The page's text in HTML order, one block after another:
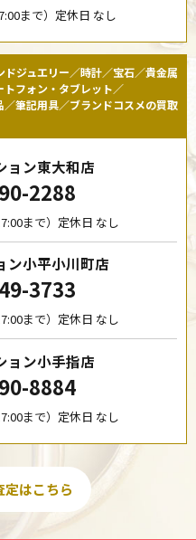
まで）定休日 なし
ジュエリー／時計／宝石／貴金属
トフォン・タブレット／
筆記用具／ブランドコスメの買取
ョン東大和店
2288
まで）定休日 なし
ン小平小川町店
3733
まで）定休日 なし
ョン小手指店
8884
まで）定休日 なし
定はこちら